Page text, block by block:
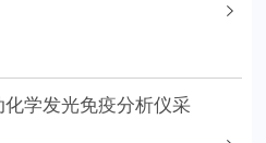
学发光免疫分析仪采